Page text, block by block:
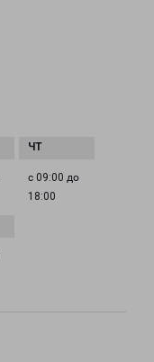
с 09:00 до
18:00